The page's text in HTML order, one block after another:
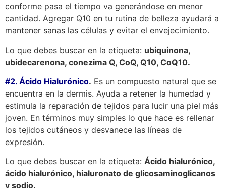
conforme pasa el tiempo va generándose en menor
cantidad. Agregar Q10 en tu rutina de belleza ayudará a
mantener sanas las células y evitar el envejecimiento.
Lo que debes buscar en la etiqueta: ubiquinona,
ubidecarenona, conezima Q, CoQ, Q10, CoQ10.
#2. Ácido Hialurónico. Es un compuesto natural que se
encuentra en la dermis. Ayuda a retener la humedad y
estimula la reparación de tejidos para lucir una piel más
joven. En términos muy simples lo que hace es rellenar
los tejidos cutáneos y desvanece las líneas de
expresión.
Lo que debes buscar en la etiqueta: Ácido hialurónico,
ácido hialurónico, hialuronato de glicosaminoglicanos
y sodio.